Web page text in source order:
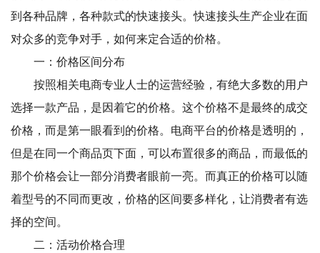
到各种品牌，各种款式的快速接头。快速接头生产企业在面
对众多的竞争对手，如何来定合适的价格。
一：价格区间分布
按照相关电商专业人士的运营经验，有绝大多数的用户
选择一款产品，是因着它的价格。这个价格不是最终的成交
价格，而是第一眼看到的价格。电商平台的价格是透明的，
但是在同一个商品页下面，可以布置很多的商品，而最低的
那个价格会让一部分消费者眼前一亮。而真正的价格可以随
着型号的不同而更改，价格的区间要多样化，让消费者有选
择的空间。
二：活动价格合理